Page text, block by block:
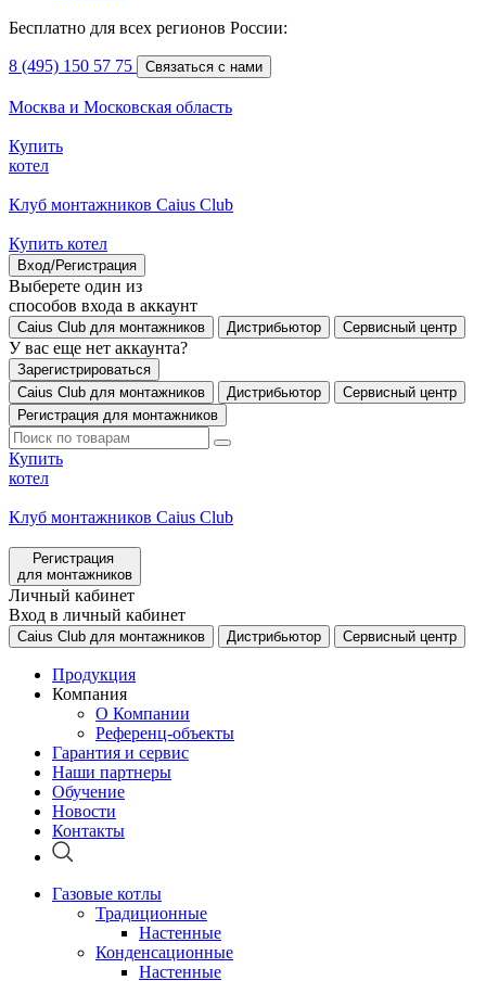
Бесплатно для всех регионов России:
8 (495) 150 57 75 Связаться с нами
Москва и Московская область
Купить
котел
Клуб монтажников Caius Club
Купить котел
Вход/Регистрация
Выберете один из
способов входа в аккаунт
Caius Club для монтажников Дистрибьютор Сервисный центр
У вас еще нет аккаунта?
Зарегистрироваться
Caius Club для монтажников
Дистрибьютор
Сервисный центр
Регистрация для монтажников
Купить
котел
Клуб монтажников Caius Club
Регистрация
для монтажников
Личный кабинет
Вход в личный кабинет
Caius Club для монтажников Дистрибьютор Сервисный центр
Продукция
Компания
О Компании
Референц-объекты
Гарантия и сервис
Наши партнеры
Обучение
Новости
Контакты
Газовые котлы
Традиционные
Настенные
Конденсационные
Настенные